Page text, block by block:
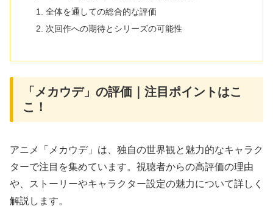
全体を通しての総合的な評価
次回作への期待とシリーズの可能性
「メカウデ」の評価｜注目ポイントはこ
こ！
アニメ「メカウデ」は、独自の世界観と魅力的なキャラク
ターで注目を集めています。視聴者からの高評価の理由
や、ストーリーやキャラクター設定の魅力について詳しく
解説します。